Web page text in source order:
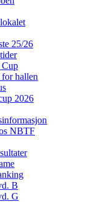
25/26
hallen
2026
NBTF
B
G